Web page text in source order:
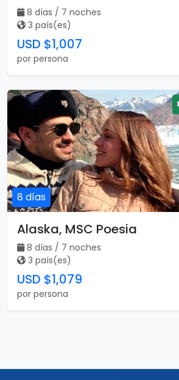
8 días / 7 noches
3 país(es)
USD $1,007
por persona
8 días
Alaska, MSC Poesia
8 días / 7 noches
3 país(es)
USD $1,079
por persona